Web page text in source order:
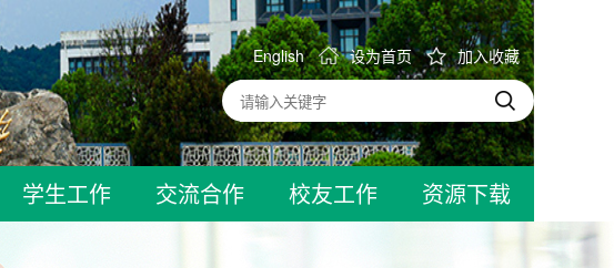
English 设为首页 加入收藏
学生工作 交流合作 校友工作 资源下载